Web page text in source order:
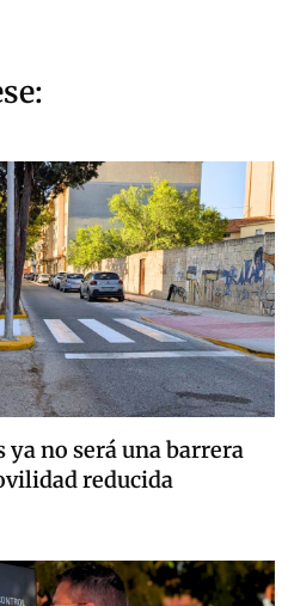
ya no será una barrera
reducida